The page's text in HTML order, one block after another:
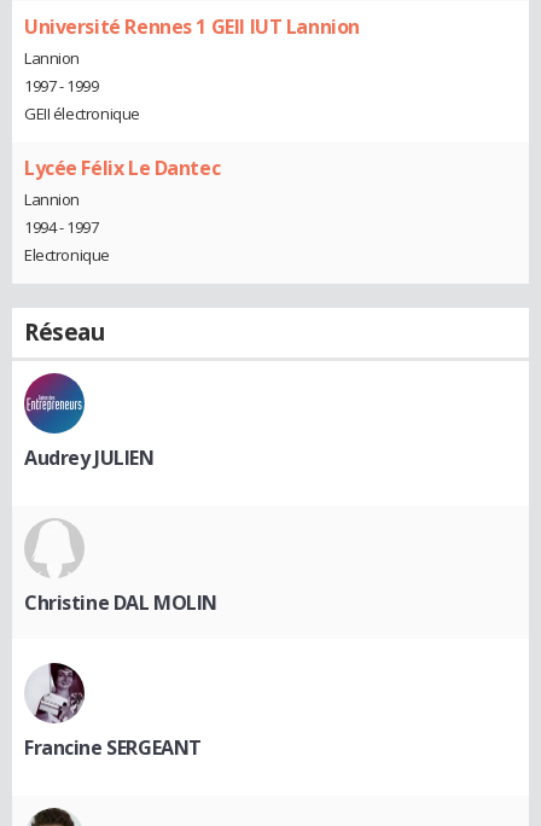
Université Rennes 1 GEII IUT Lannion
Lannion
1997 - 1999
GEII électronique
Lycée Félix Le Dantec
Lannion
1994 - 1997
Electronique
Réseau
Audrey JULIEN
Christine DAL MOLIN
Francine SERGEANT